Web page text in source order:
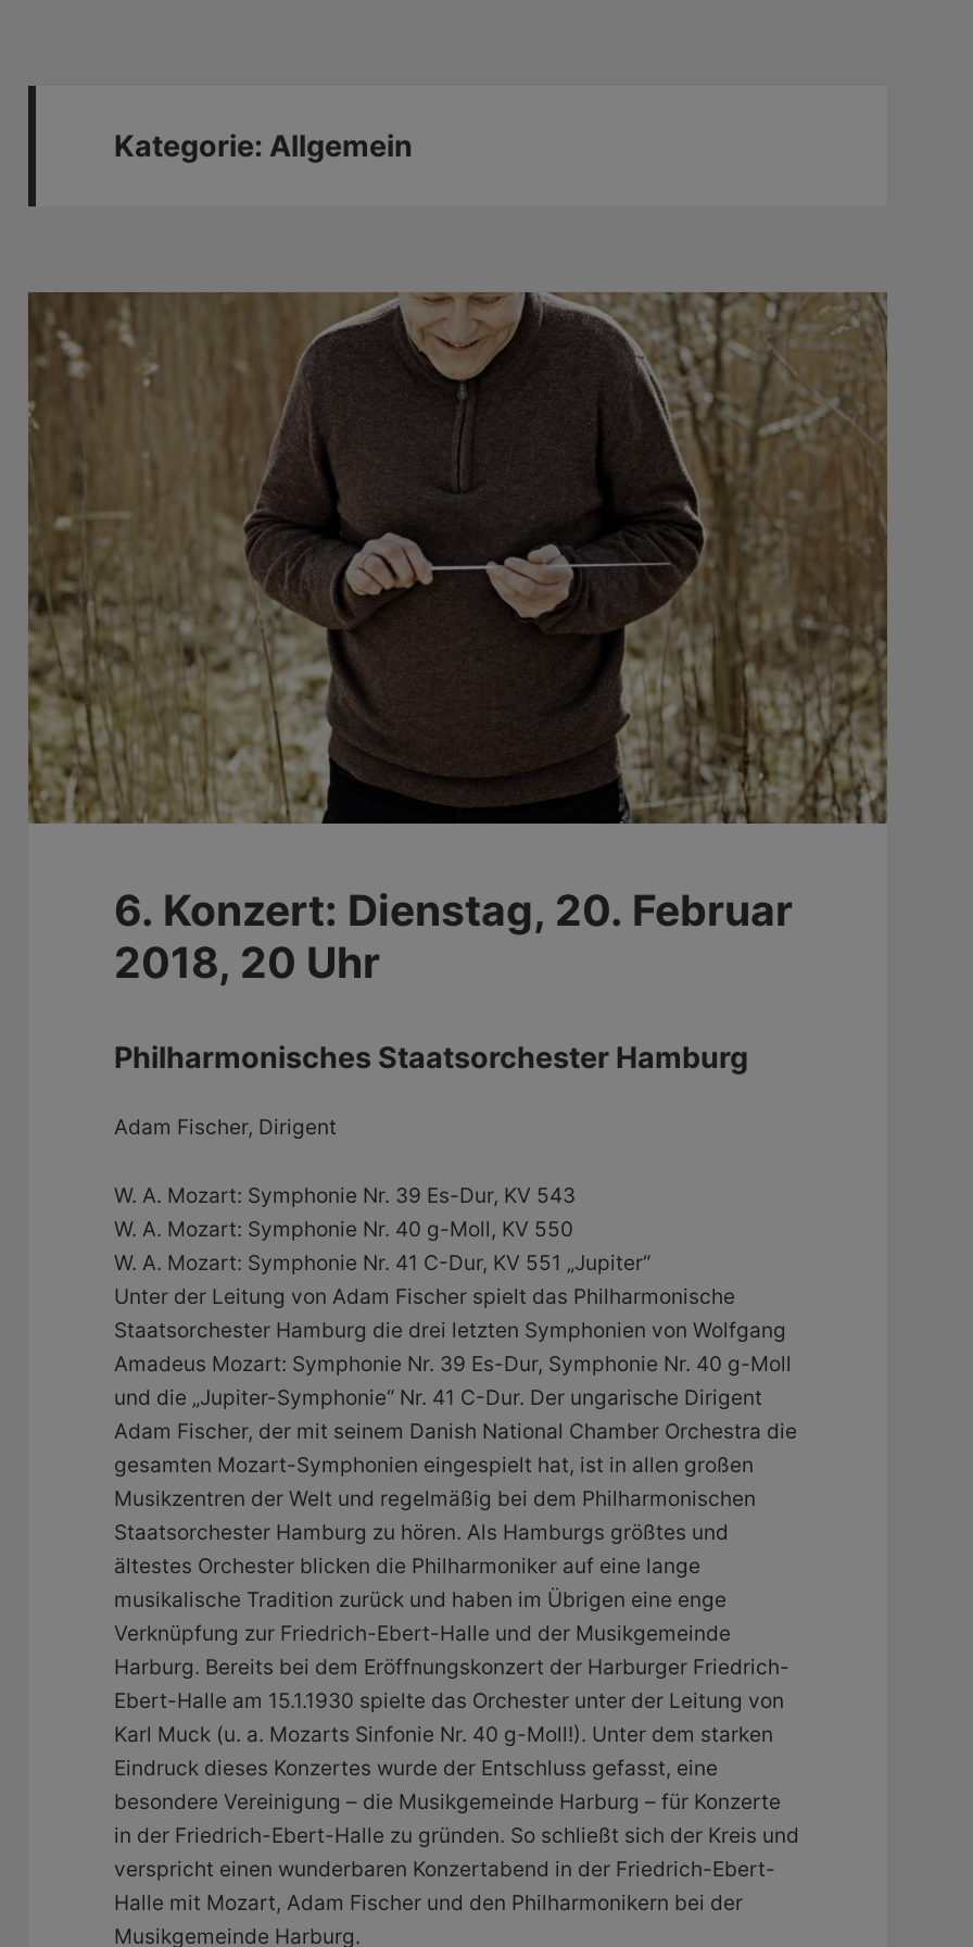
Kategorie: Allgemein
6. Konzert: Dienstag, 20. Februar
2018, 20 Uhr
Philharmonisches Staatsorchester Hamburg
Adam Fischer, Dirigent
W. A. Mozart: Symphonie Nr. 39 Es-Dur, KV 543
W. A. Mozart: Symphonie Nr. 40 g-Moll, KV 550
W. A. Mozart: Symphonie Nr. 41 C-Dur, KV 551 „Jupiter“
Unter der Leitung von Adam Fischer spielt das Philharmonische
Staatsorchester Hamburg die drei letzten Symphonien von Wolfgang
Amadeus Mozart: Symphonie Nr. 39 Es-Dur, Symphonie Nr. 40 g-Moll
und die „Jupiter-Symphonie“ Nr. 41 C-Dur. Der ungarische Dirigent
Adam Fischer, der mit seinem Danish National Chamber Orchestra die
gesamten Mozart-Symphonien eingespielt hat, ist in allen großen
Musikzentren der Welt und regelmäßig bei dem Philharmonischen
Staatsorchester Hamburg zu hören. Als Hamburgs größtes und
ältestes Orchester blicken die Philharmoniker auf eine lange
musikalische Tradition zurück und haben im Übrigen eine enge
Verknüpfung zur Friedrich-Ebert-Halle und der Musikgemeinde
Harburg. Bereits bei dem Eröffnungskonzert der Harburger Friedrich-
Ebert-Halle am 15.1.1930 spielte das Orchester unter der Leitung von
Karl Muck (u. a. Mozarts Sinfonie Nr. 40 g-Moll!). Unter dem starken
Eindruck dieses Konzertes wurde der Entschluss gefasst, eine
besondere Vereinigung – die Musikgemeinde Harburg – für Konzerte
in der Friedrich-Ebert-Halle zu gründen. So schließt sich der Kreis und
verspricht einen wunderbaren Konzertabend in der Friedrich-Ebert-
Halle mit Mozart, Adam Fischer und den Philharmonikern bei der
Musikgemeinde Harburg.